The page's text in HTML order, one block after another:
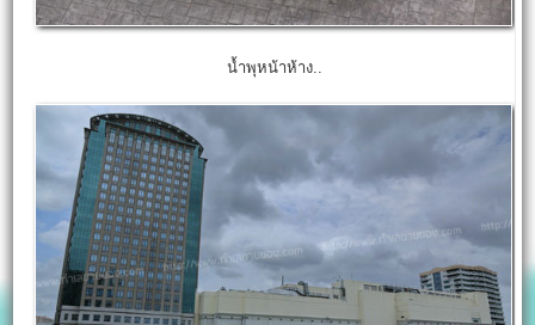
น้ำพุหน้าห้าง..